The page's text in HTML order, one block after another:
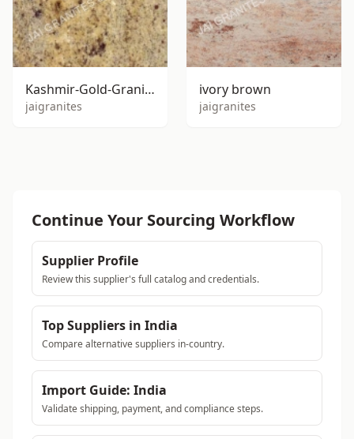
Kashmir-Gold-Granite
jaigranites
ivory brown
jaigranites
Continue Your Sourcing Workflow
Supplier Profile
Review this supplier's full catalog and credentials.
Top Suppliers in India
Compare alternative suppliers in-country.
Import Guide: India
Validate shipping, payment, and compliance steps.